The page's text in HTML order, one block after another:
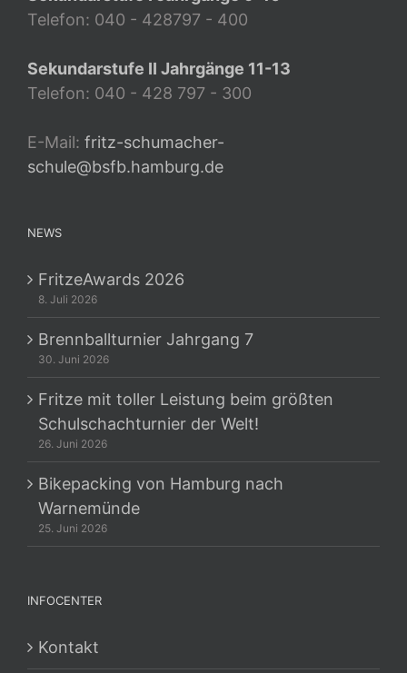
Telefon: 040 - 428797 - 400
Sekundarstufe II Jahrgänge 11-13
Telefon: 040 - 428 797 - 300
E-Mail: fritz-schumacher-
schule@bsfb.hamburg.de
NEWS
FritzeAwards 2026
8. Juli 2026
Brennballturnier Jahrgang 7
30. Juni 2026
Fritze mit toller Leistung beim größten
Schulschachturnier der Welt!
26. Juni 2026
Bikepacking von Hamburg nach
Warnemünde
25. Juni 2026
INFOCENTER
Kontakt